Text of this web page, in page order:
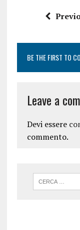
BE THE FIRST TO
Leave a
Devi essere
commento.